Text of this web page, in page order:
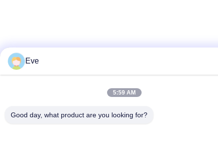
Eve
5:59 AM
Good day, what product are you looking for?